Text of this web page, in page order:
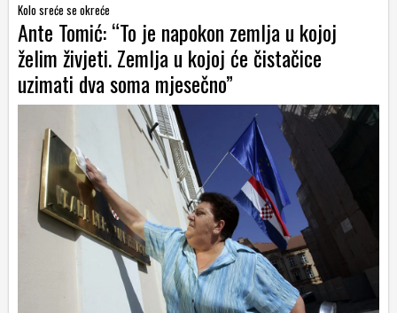
Kolo sreće se okreće
Ante Tomić: “To je napokon zemlja u kojoj
želim živjeti. Zemlja u kojoj će čistačice
uzimati dva soma mjesečno”